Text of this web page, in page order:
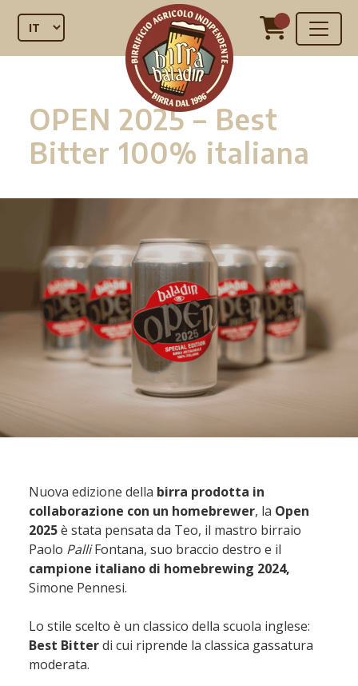
OPEN 2025 – Best
Bitter 100% italiana
Nuova edizione della birra prodotta in
collaborazione con un homebrewer, la Open
2025è stata pensata da Teo, il mastro birraio
Paolo PalliFontana, suo braccio destro e il
campione italiano di homebrewing 2024,
Simone Pennesi.
Lo stile scelto è un classico della scuola inglese:
Best Bitterdi cui riprende la classica gassatura
moderata.